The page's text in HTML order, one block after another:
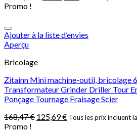
Promo !
Ajouter à la liste d’envies
Aperçu
Bricolage
Zitainn Mini machine-outil, bricolage
Transformateur Grinder Driller Tour
Ponçage Tournage Fraisage Scier
168,47€ 125,69€ Tous les prix incluent
Promo !